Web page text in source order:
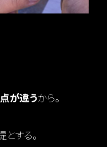
が違うから。
とする。